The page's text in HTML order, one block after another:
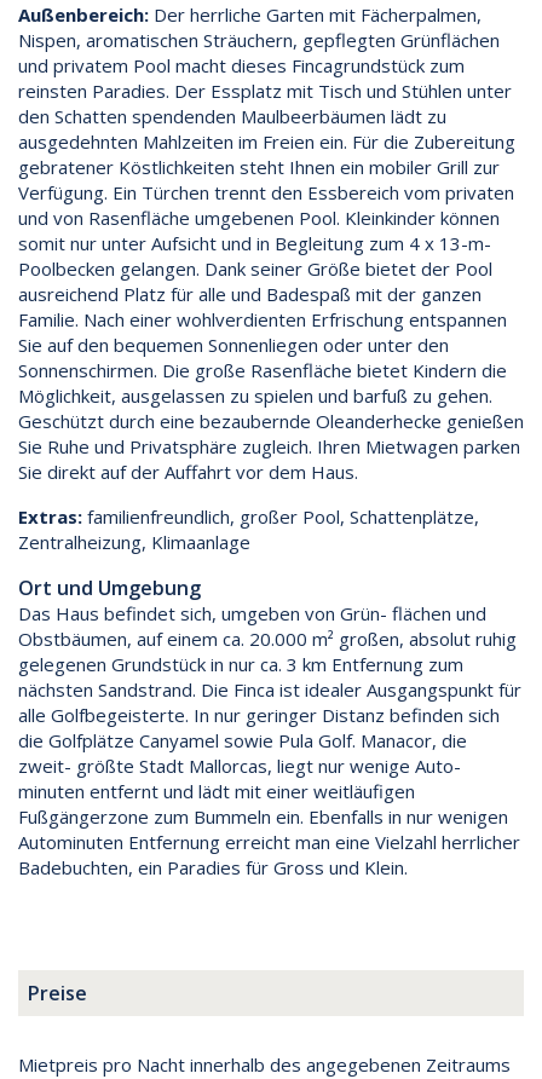
Außenbereich: Der herrliche Garten mit Fächerpalmen,
Nispen, aromatischen Sträuchern, gepflegten Grünflächen
und privatem Pool macht dieses Fincagrundstück zum
reinsten Paradies. Der Essplatz mit Tisch und Stühlen unter
den Schatten spendenden Maulbeerbäumen lädt zu
ausgedehnten Mahlzeiten im Freien ein. Für die Zubereitung
gebratener Köstlichkeiten steht Ihnen ein mobiler Grill zur
Verfügung. Ein Türchen trennt den Essbereich vom privaten
und von Rasenfläche umgebenen Pool. Kleinkinder können
somit nur unter Aufsicht und in Begleitung zum 4 x 13-m-
Poolbecken gelangen. Dank seiner Größe bietet der Pool
ausreichend Platz für alle und Badespaß mit der ganzen
Familie. Nach einer wohlverdienten Erfrischung entspannen
Sie auf den bequemen Sonnenliegen oder unter den
Sonnenschirmen. Die große Rasenfläche bietet Kindern die
Möglichkeit, ausgelassen zu spielen und barfuß zu gehen.
Geschützt durch eine bezaubernde Oleanderhecke genießen
Sie Ruhe und Privatsphäre zugleich. Ihren Mietwagen parken
Sie direkt auf der Auffahrt vor dem Haus.
Extras: familienfreundlich, großer Pool, Schattenplätze,
Zentralheizung, Klimaanlage
Ort und Umgebung
Das Haus befindet sich, umgeben von Grün- flächen und
Obstbäumen, auf einem ca. 20.000 m² großen, absolut ruhig
gelegenen Grundstück in nur ca. 3 km Entfernung zum
nächsten Sandstrand. Die Finca ist idealer Ausgangspunkt für
alle Golfbegeisterte. In nur geringer Distanz befinden sich
die Golfplätze Canyamel sowie Pula Golf. Manacor, die
zweit- größte Stadt Mallorcas, liegt nur wenige Auto-
minuten entfernt und lädt mit einer weitläufigen
Fußgängerzone zum Bummeln ein. Ebenfalls in nur wenigen
Autominuten Entfernung erreicht man eine Vielzahl herrlicher
Badebuchten, ein Paradies für Gross und Klein.
Preise
Mietpreis pro Nacht innerhalb des angegebenen Zeitraums